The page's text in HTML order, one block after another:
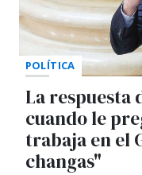
POLÍTICA
La respuesta
cuando le
trabaja en el
changas"